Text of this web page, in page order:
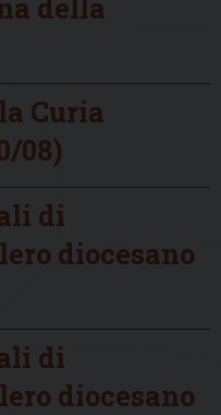
della
Curia
08)
di
diocesano
di
diocesano